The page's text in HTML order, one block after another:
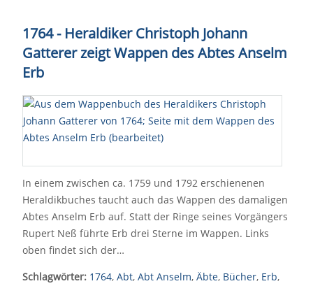
1764 - Heraldiker Christoph Johann
Gatterer zeigt Wappen des Abtes Anselm
Erb
In einem zwischen ca. 1759 und 1792 erschienenen
Heraldikbuches taucht auch das Wappen des damaligen
Abtes Anselm Erb auf. Statt der Ringe seines Vorgängers
Rupert Neß führte Erb drei Sterne im Wappen. Links
oben findet sich der…
Schlagwörter: 1764, Abt, Abt Anselm, Äbte, Bücher, Erb,